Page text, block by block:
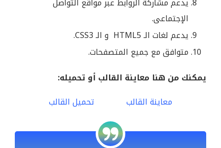
الإجتماعى.
يدعم لغات الـ HTML5 و الـ CSS3.
متوافق مع جميع المتصفحات.
يمكنك من هنا معاينة القالب أو تحميله:
معاينة القالب
تحميل القالب